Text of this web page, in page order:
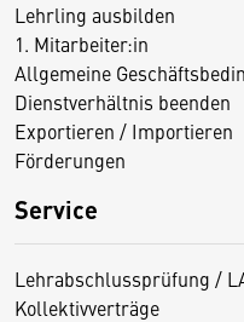
Lehrling ausbilden
1. Mitarbeiter:in
Allgemeine
Dienstverhältnis beenden
Exportieren / Importieren
Förderungen
Service
Lehrabschlussprüfung /
Kollektivverträge